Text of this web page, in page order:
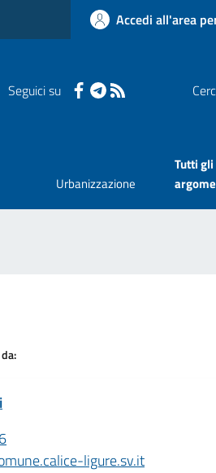
Accedi all'area
Seguici su
Urbanizzazione
Tutti gli
ligure.sv.it